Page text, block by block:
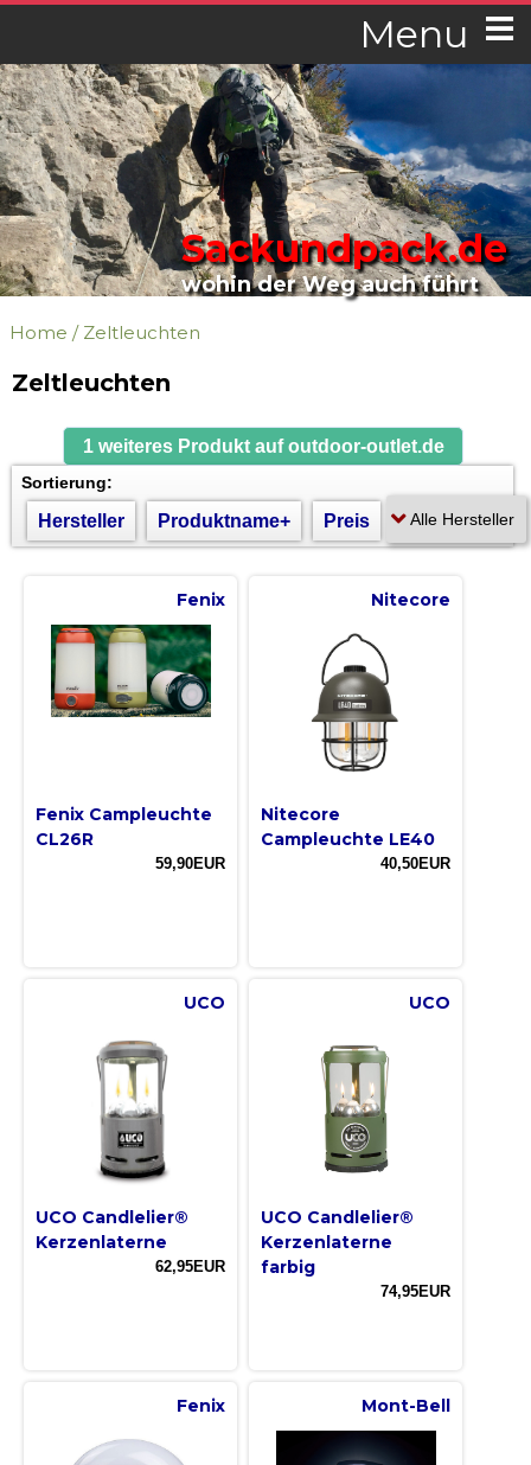
Menu
Sackundpack.de
wohin der Weg auch führt
Home / Zeltleuchten
Zeltleuchten
1 weiteres Produkt auf outdoor-outlet.de
Sortierung:
Hersteller Produktname+ Preis
Fenix
Fenix Campleuchte
CL26R
59,90EUR
Nitecore
Nitecore
Campleuchte LE40
40,50EUR
UCO
UCO Candlelier®
Kerzenlaterne
62,95EUR
UCO
UCO Candlelier®
Kerzenlaterne
farbig
74,95EUR
Fenix Mont-Bell